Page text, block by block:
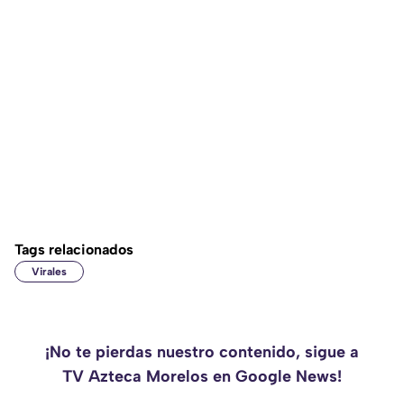
Tags relacionados
Virales
¡No te pierdas nuestro contenido, sigue a
TV Azteca Morelos en Google News!